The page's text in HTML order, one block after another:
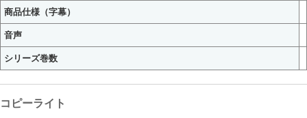
商品仕様（字幕）
音声
シリーズ巻数
コピーライト